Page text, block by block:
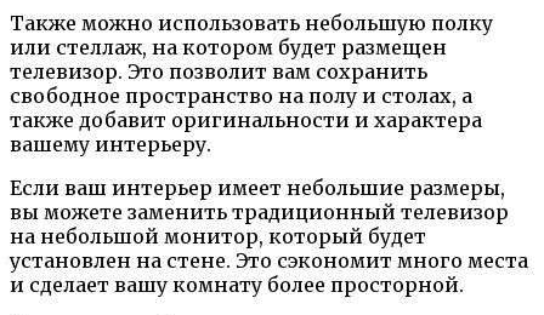
Также можно использовать небольшую полку
или стеллаж, на котором будет размещен
телевизор. Это позволит вам сохранить
свободное пространство на полу и столах, а
также добавит оригинальности и характера
вашему интерьеру.
Если ваш интерьер имеет небольшие размеры,
вы можете заменить традиционный телевизор
на небольшой монитор, который будет
установлен на стене. Это сэкономит много места
и сделает вашу комнату более просторной.